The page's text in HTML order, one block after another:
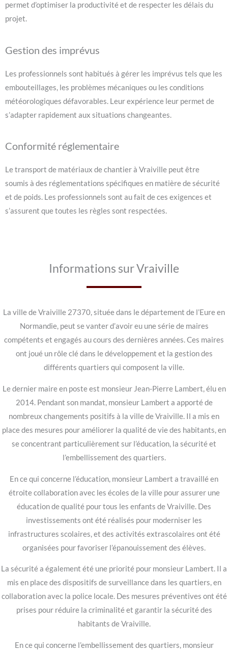
permet d’optimiser la productivité et de respecter les délais du
projet.
Gestion des imprévus
Les professionnels sont habitués à gérer les imprévus tels que les
embouteillages, les problèmes mécaniques ou les conditions
météorologiques défavorables. Leur expérience leur permet de
s’adapter rapidement aux situations changeantes.
Conformité réglementaire
Le transport de matériaux de chantier à Vraiville peut être
soumis à des réglementations spécifiques en matière de sécurité
et de poids. Les professionnels sont au fait de ces exigences et
s’assurent que toutes les règles sont respectées.
Informations sur Vraiville
La ville de Vraiville 27370, située dans le département de l’Eure en
Normandie, peut se vanter d’avoir eu une série de maires
compétents et engagés au cours des dernières années. Ces maires
ont joué un rôle clé dans le développement et la gestion des
différents quartiers qui composent la ville.
Le dernier maire en poste est monsieur Jean-Pierre Lambert, élu en
2014. Pendant son mandat, monsieur Lambert a apporté de
nombreux changements positifs à la ville de Vraiville. Il a mis en
place des mesures pour améliorer la qualité de vie des habitants, en
se concentrant particulièrement sur l’éducation, la sécurité et
l’embellissement des quartiers.
En ce qui concerne l’éducation, monsieur Lambert a travaillé en
étroite collaboration avec les écoles de la ville pour assurer une
éducation de qualité pour tous les enfants de Vraiville. Des
investissements ont été réalisés pour moderniser les
infrastructures scolaires, et des activités extrascolaires ont été
organisées pour favoriser l’épanouissement des élèves.
La sécurité a également été une priorité pour monsieur Lambert. Il a
mis en place des dispositifs de surveillance dans les quartiers, en
collaboration avec la police locale. Des mesures préventives ont été
prises pour réduire la criminalité et garantir la sécurité des
habitants de Vraiville.
En ce qui concerne l’embellissement des quartiers, monsieur